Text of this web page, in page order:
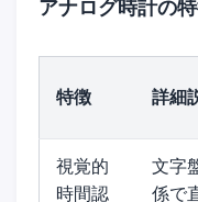
アナログ時計の
特徴 詳細
視覚的
時間認
文字
係で